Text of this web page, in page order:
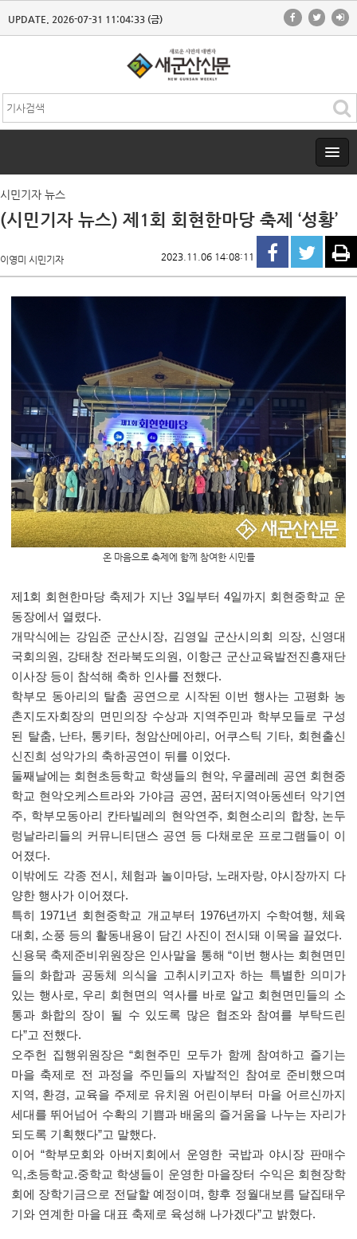
UPDATE. 2026-07-31 11:04:33 (금)
시민기자 뉴스
(시민기자 뉴스) 제1회 회현한마당 축제 ‘성황’
이영미 시민기자 2023.11.06 14:08:11
온 마음으로 축제에 함께 참여한 시민들
제 1회 회현한마당 축제가 지난 3일부터 4일까지 회현중학교 운
동장에서 열렸다.
개막식에는 강임준 군산시장, 김영일 군산시의회 의장, 신영대
국회의원 , 강태창 전라북도의원 , 이항근 군산교육발전진흥재단
이사장 등이 참석해 축하 인사를 전했다.
학부모 동아리의 탈춤 공연으로 시작된 이번 행사는 고평화 농
촌지도자회장의 면민의장 수상과 지역주민과 학부모들로 구성
된 탈춤, 난타, 통키타, 청암산메아리 , 어쿠스틱 기타, 회현출신
신진희 성악가의 축하공연이 뒤를 이었다.
둘째날에는 회현초등학교 학생들의 현악, 우쿨레레 공연 회현중
학교 현악오케스트라와 가야금 공연 , 꿈터지역아동센터 악기연
주, 학부모동아리 칸타빌레의 현악연주, 회현소리의 합창, 논두
렁날라리들의 커뮤니티댄스 공연 등 다채로운 프로그램들이 이
어졌다.
이밖에도 각종 전시 , 체험과 놀이마당, 노래자랑, 야시장까지 다
양한 행사가 이어졌다.
특히 1971년 회현중학교 개교부터 1976년까지 수학여행, 체육
대회 , 소풍 등의 활동내용이 담긴 사진이 전시돼 이목을 끌었다.
신용묵 축제준비위원장은 인사말을 통해 “이번 행사는 회현면민
들의 화합과 공동체 의식을 고취시키고자 하는 특별한 의미가
있는 행사로, 우리 회현면의 역사를 바로 알고 회현면민들의 소
통과 화합의 장이 될 수 있도록 많은 협조와 참여를 부탁드린
다”고 전했다.
오주헌 집행위원장은“회현주민 모두가 함께 참여하고 즐기는
마을 축제로 전 과정을 주민들의 자발적인 참여로 준비했으며
지역, 환경, 교육을 주제로 유치원 어린이부터 마을 어르신까지
세대를 뛰어넘어 수확의 기쁨과 배움의 즐거움을 나누는 자리가
되도록 기획했다”고 말했다.
이어 “학부모회와 아버지회에서 운영한 국밥과 야시장 판매수
익,초등학교.중학교 학생들이 운영한 마을장터 수익은 회현장학
회에 장학기금으로 전달할 예정이며 , 향후 정월대보름 달집태우
기와 연계한 마을 대표 축제로 육성해 나가겠다”고 밝혔다.